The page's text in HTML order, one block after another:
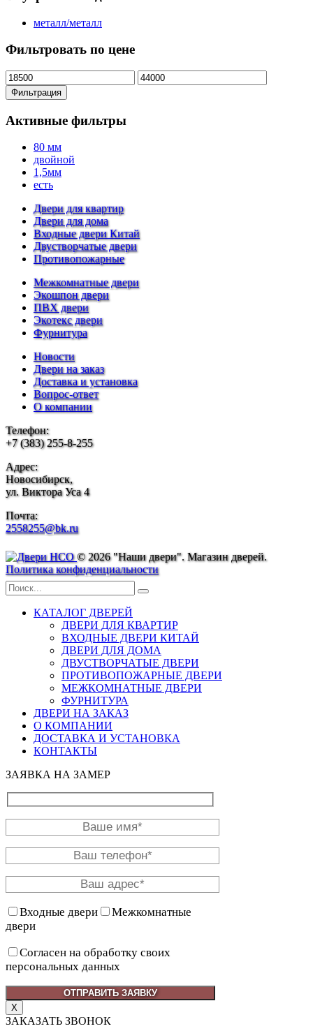
металл/металл
Фильтровать по цене
Минимальная
цена
Максимальная
цена
Фильтрация
Активные фильтры
80 мм
двойной
1,5мм
есть
Двери для квартир
Двери для дома
Входные двери Китай
Двустворчатые двери
Противопожарные
Межкомнатные двери
Экошпон двери
ПВХ двери
Экотекс двери
Фурнитура
Новости
Двери на заказ
Доставка и установка
Вопрос-ответ
О компании
Телефон:
+7 (383) 255-8-255
Адрес:
Новосибирск,
ул. Виктора Уса 4
Почта:
2558255@bk.ru
© 2026 "Наши двери". Магазин дверей.
Политика конфиденциальности
КАТАЛОГ ДВЕРЕЙ
ДВЕРИ ДЛЯ КВАРТИР
ВХОДНЫЕ ДВЕРИ КИТАЙ
ДВЕРИ ДЛЯ ДОМА
ДВУСТВОРЧАТЫЕ ДВЕРИ
ПРОТИВОПОЖАРНЫЕ ДВЕРИ
МЕЖКОМНАТНЫЕ ДВЕРИ
ФУРНИТУРА
ДВЕРИ НА ЗАКАЗ
О КОМПАНИИ
ДОСТАВКА И УСТАНОВКА
КОНТАКТЫ
ЗАЯВКА НА ЗАМЕР
Входные двери
Межкомнатные
двери
Согласен на обработку своих
персональных данных
X
ЗАКАЗАТЬ ЗВОНОК